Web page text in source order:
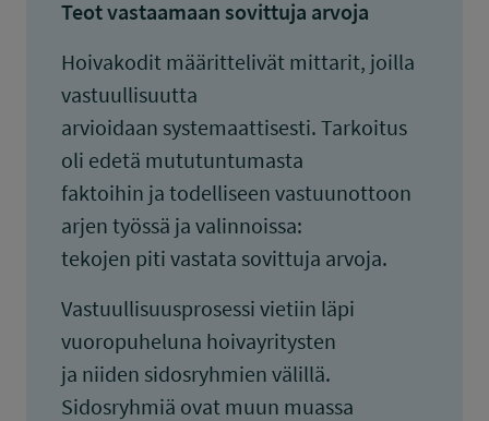
Teot vastaamaan sovittuja arvoja
Hoivakodit määrittelivät mittarit, joilla
vastuullisuutta
arvioidaan systemaattisesti. Tarkoitus
oli edetä mututuntumasta
faktoihin ja todelliseen vastuunottoon
arjen työssä ja valinnoissa:
tekojen piti vastata sovittuja arvoja.
Vastuullisuusprosessi vietiin läpi
vuoropuheluna hoivayritysten
ja niiden sidosryhmien välillä.
Sidosryhmiä ovat muun muassa